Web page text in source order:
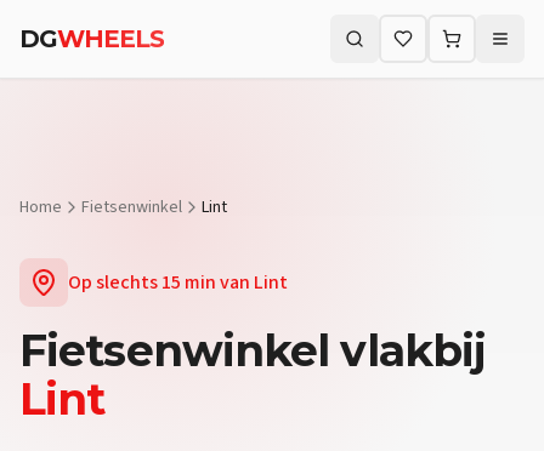
Vraag:Verkopen jullie e-bikes vlakbij Lint? Antwoord:
Ja. De
DGWHEELS Zoeken (⌘K)
Home Fietsenwinkel Lint
Op slechts15 minvan Lint
Fietsenwinkel vlakbij
Lint